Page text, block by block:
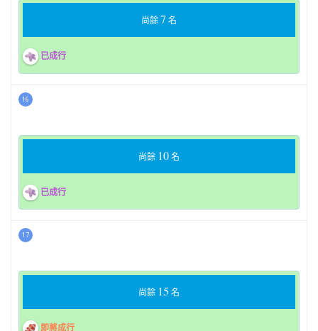
尚餘7 名
已成行
16
尚餘 10名
已成行
17
尚餘 15 名
即將成行